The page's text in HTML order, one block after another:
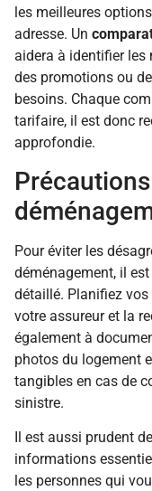
les meilleures
adresse. Un
aidera à identifier
des promotions ou
besoins. Chaque
tarifaire, il est donc
approfondie.
Pour éviter les
déménagement, il
détaillé. Planifiez
votre assureur et la
également à
photos du logement
tangibles en cas de
sinistre.
Il est aussi prudent
informations
les personnes qui